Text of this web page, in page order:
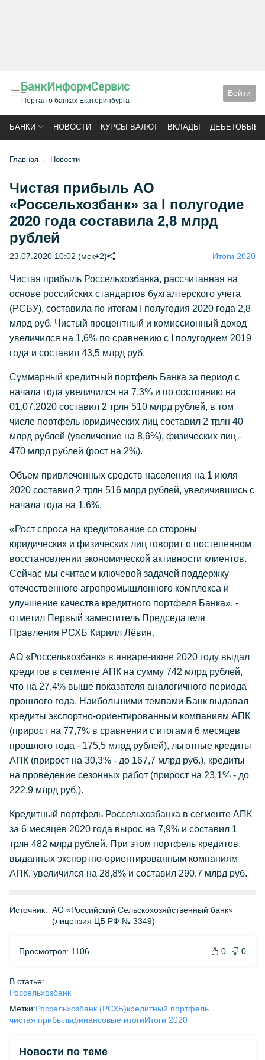
Портал о банках Екатеринбурга
Войти
БАНКИ НОВОСТИ КУРСЫ ВАЛЮТ ВКЛАДЫ ДЕБЕТОВЫЕ
Главная Новости
Чистая прибыль АО
«Россельхозбанк» за I полугодие
2020 года составила 2,8 млрд
рублей
23.07.2020 10:02 (мск+2) Итоги 2020
Чистая прибыль Россельхозбанка, рассчитанная на
основе российских стандартов бухгалтерского учета
(РСБУ), составила по итогам I полугодия 2020 года 2,8
млрд руб. Чистый процентный и комиссионный доход
увеличился на 1,6% по сравнению с I полугодием 2019
года и составил 43,5 млрд руб.
Суммарный кредитный портфель Банка за период с
начала года увеличился на 7,3% и по состоянию на
01.07.2020 составил 2 трлн 510 млрд рублей, в том
числе портфель юридических лиц составил 2 трлн 40
млрд рублей (увеличение на 8,6%), физических лиц -
470 млрд рублей (рост на 2%).
Объем привлеченных средств населения на 1 июля
2020 составил 2 трлн 516 млрд рублей, увеличившись с
начала года на 1,6%.
«Рост спроса на кредитование со стороны
юридических и физических лиц говорит о постепенном
восстановлении экономической активности клиентов.
Сейчас мы считаем ключевой задачей поддержку
отечественного агропромышленного комплекса и
улучшение качества кредитного портфеля Банка», -
отметил Первый заместитель Председателя
Правления РСХБ Кирилл Лёвин.
АО «Россельхозбанк» в январе-июне 2020 году выдал
кредитов в сегменте АПК на сумму 742 млрд рублей,
что на 27,4% выше показателя аналогичного периода
прошлого года. Наибольшими темпами Банк выдавал
кредиты экспортно-ориентированным компаниям АПК
(прирост на 77,7% в сравнении с итогами 6 месяцев
прошлого года - 175,5 млрд рублей), льготные кредиты
АПК (прирост на 30,3% - до 167,7 млрд руб.), кредиты
на проведение сезонных работ (прирост на 23,1% - до
222,9 млрд руб.).
Кредитный портфель Россельхозбанка в сегменте АПК
за 6 месяцев 2020 года вырос на 7,9% и составил 1
трлн 482 млрд рублей. При этом портфель кредитов,
выданных экспортно-ориентированным компаниям
АПК, увеличился на 28,8% и составил 290,7 млрд руб.
Источник: АО «Российский Сельскохозяйственный банк»
(лицензия ЦБ РФ № 3349)
Просмотров: 1106 0 0
В статье:
Россельхозбанк
Метки:Россельхозбанк (РСХБ)кредитный портфель
чистая прибыльфинансовые итогиИтоги 2020
Новости по теме